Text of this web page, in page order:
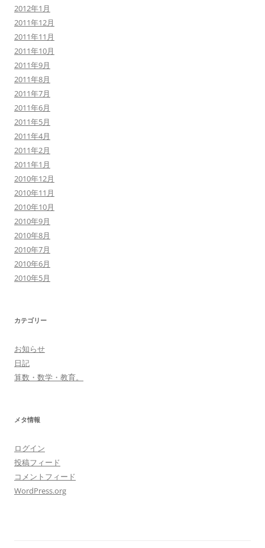
2012年1月
2011年12月
2011年11月
2011年10月
2011年9月
2011年8月
2011年7月
2011年6月
2011年5月
2011年4月
2011年2月
2011年1月
2010年12月
2010年11月
2010年10月
2010年9月
2010年8月
2010年7月
2010年6月
2010年5月
カテゴリー
お知らせ
日記
算数・数学・教育。
メタ情報
ログイン
投稿フィード
コメントフィード
WordPress.org